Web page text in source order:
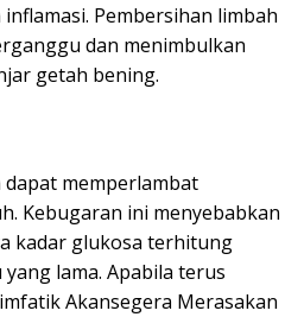
Pembersihan limbah
dan menimbulkan
getah bening.
memperlambat
Kebugaran ini menyebabkan
kadar glukosa terhitung
lama. Apabila terus
Akansegera Merasakan